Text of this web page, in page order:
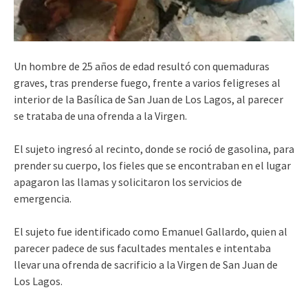
Un hombre de 25 años de edad resultó con quemaduras
graves, tras prenderse fuego, frente a varios feligreses al
interior de la Basílica de San Juan de Los Lagos, al parecer
se trataba de una ofrenda a la Virgen.
El sujeto ingresó al recinto, donde se roció de gasolina, para
prender su cuerpo, los fieles que se encontraban en el lugar
apagaron las llamas y solicitaron los servicios de
emergencia.
El sujeto fue identificado como Emanuel Gallardo, quien al
parecer padece de sus facultades mentales e intentaba
llevar una ofrenda de sacrificio a la Virgen de San Juan de
Los Lagos.